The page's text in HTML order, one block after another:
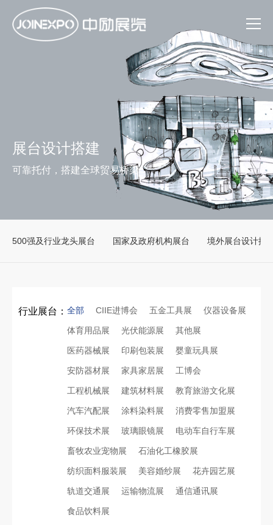
展台设计搭建
可靠托付，搭建全球贸易桥梁
500强及行业龙头展台 国家及政府机构展台 境外展台设计搭
行业展台： 全部 CIIE进博会 五金工具展 仪器设备展
体育用品展 光伏能源展 其他展
医药器械展 印刷包装展 婴童玩具展
安防器材展 家具家居展 工博会
工程机械展 建筑材料展 教育旅游文化展
汽车汽配展 涂料染料展 消费零售加盟展
环保技术展 玻璃眼镜展 电动车自行车展
畜牧农业宠物展 石油化工橡胶展
纺织面料服装展 美容婚纱展 花卉园艺展
轨道交通展 运输物流展 通信通讯展
食品饮料展